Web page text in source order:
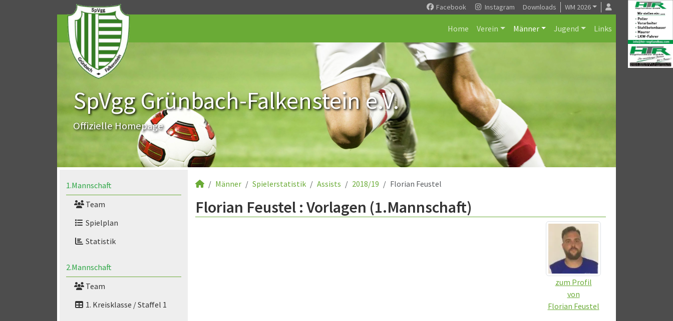
Facebook Instagram Downloads WM 2026
Home Verein Männer Jugend Links
SpVgg Grünbach-Falkenstein e.V.
Offizielle Homepage
1.Mannschaft
Team
Spielplan
Statistik
2.Mannschaft
Team
1. Kreisklasse / Staffel 1
Männer Spielerstatistik Assists 2018/19 Florian Feustel
Florian Feustel : Vorlagen (1.Mannschaft)
zum Profil
von
Florian Feustel